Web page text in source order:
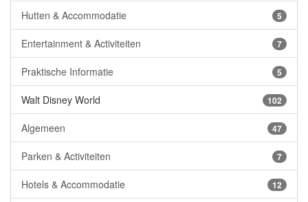
5
Hutten & Accommodatie
7
Entertainment & Activiteiten
5
Praktische Informatie
102
Walt Disney World
47
Algemeen
7
Parken & Activiteiten
12
Hotels & Accommodatie